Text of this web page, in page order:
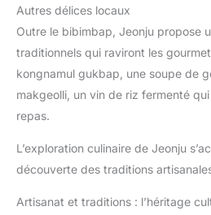
Autres délices locaux
Outre le bibimbap, Jeonju propose
traditionnels qui raviront les
kongnamul gukbap, une soupe de
makgeolli, un vin de riz fermenté
repas.
L’exploration culinaire de Jeonju
découverte des traditions
Artisanat et traditions : l’héritage